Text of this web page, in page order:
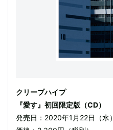
クリープハイプ
『愛す』初回限定版（CD）
発売日：2020年1月22日（水）